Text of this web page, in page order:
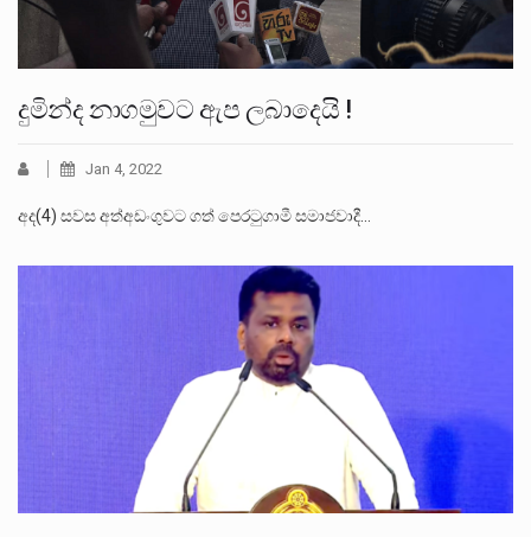
දුමින්ද නාගමුවට ඇප ලබාදෙයි !
Jan 4, 2022
අද(4) සවස අත්අඩංගුවට ගත් පෙරටුගාමී සමාජවාදී…